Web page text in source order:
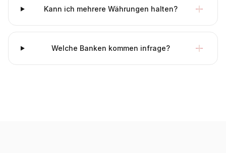
Kann ich mehrere Währungen halten?
Welche Banken kommen infrage?